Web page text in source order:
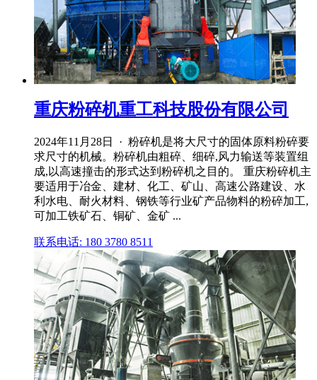
重庆粉碎机重工科技股份有限公司
2024年11月28日 · 粉碎机是将大尺寸的固体原料粉碎要
求尺寸的机械。粉碎机由粗碎、细碎,风力输送等装置组
成,以高速撞击的形式达到粉碎机之目的。 重庆粉碎机主
要适用于冶金、建材、化工、矿山、高速公路建设、水
利水电、耐火材料、钢铁等行业矿产品物料的粉碎加工,
可加工铁矿石、铜矿、金矿 ...
联系电话: 180 3780 8511